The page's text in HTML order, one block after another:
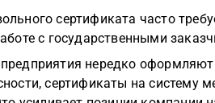
сертификата часто
с государственными
нередко
сертификаты на